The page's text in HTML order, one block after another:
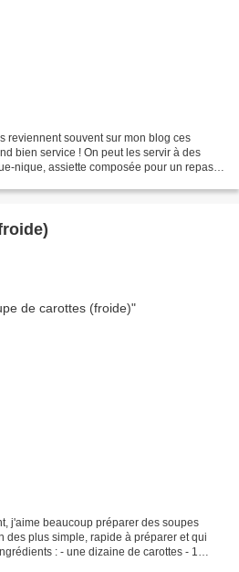
reviennent souvent sur mon blog ces
bien service ! On peut les servir à des
nique, assiette composée pour un repas...
j'aime beaucoup préparer des soupes
des plus simple, rapide à préparer et qui
: - une dizaine de carottes - 1